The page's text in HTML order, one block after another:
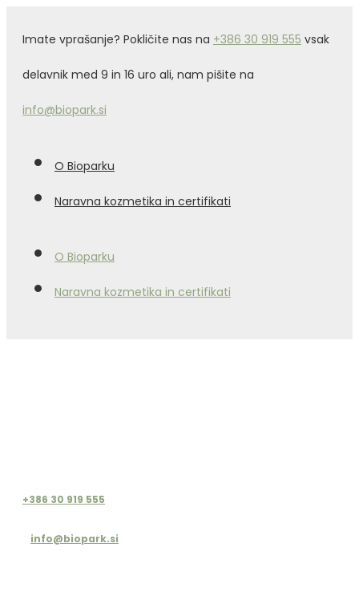
Imate vprašanje? Pokličite nas na +386 30 919 555 vsak
delavnik med 9 in 16 uro ali, nam pišite na
info@biopark.si
O Bioparku
Naravna kozmetika in certifikati
O Bioparku
Naravna kozmetika in certifikati
+386 30 919 555
info@biopark.si